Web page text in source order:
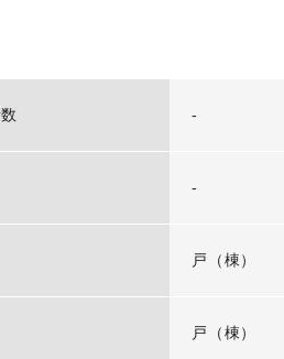
-
-
戸（棟）
戸（棟）